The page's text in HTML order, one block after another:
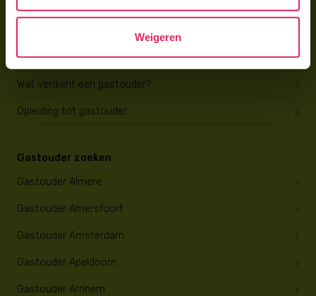
Weigeren
Gastouder worden
Wat verdient een gastouder?
Opleiding tot gastouder
Gastouder zoeken
Gastouder Almere
Gastouder Amersfoort
Gastouder Amsterdam
Gastouder Apeldoorn
Gastouder Arnhem